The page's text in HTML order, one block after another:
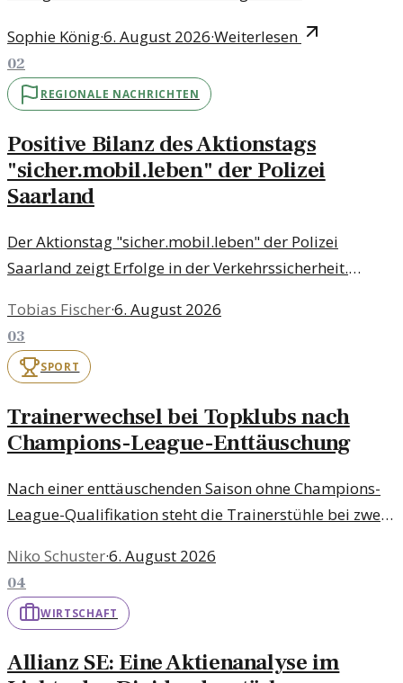
Sophie König·6. August 2026·Weiterlesen
02
REGIONALE NACHRICHTEN
Positive Bilanz des Aktionstags
"sicher.mobil.leben" der Polizei
Saarland
Der Aktionstag "sicher.mobil.leben" der Polizei
Saarland zeigt Erfolge in der Verkehrssicherheit.
die Wirksamkeit der Initiative.
Tobias Fischer·6. August 2026
03
SPORT
Trainerwechsel bei Topklubs nach
Champions-League-Enttäuschung
Nach einer enttäuschenden Saison ohne Champions-
League-Qualifikation steht die Trainerstühle bei zwei
Konsequenzen.
Niko Schuster·6. August 2026
04
WIRTSCHAFT
Allianz SE: Eine Aktienanalyse im